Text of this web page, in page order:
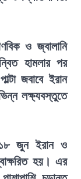
ও জ্বালানি
হামলার পর
জবাবে ইরান
লক্ষ্যবস্তুতে
১৮ জুন ইরান ও
হয়। এর